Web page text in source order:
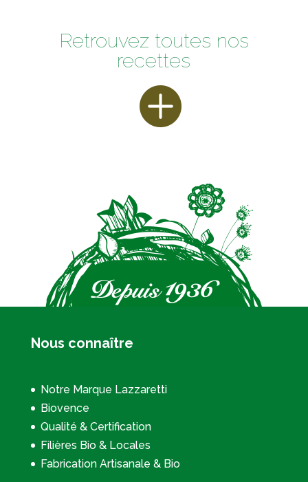
Retrouvez toutes nos
recettes
Nous connaître
Notre Marque Lazzaretti
Biovence
Qualité & Certification
Filières Bio & Locales
Fabrication Artisanale & Bio